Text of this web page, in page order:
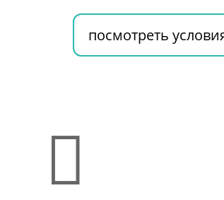
посмотреть
